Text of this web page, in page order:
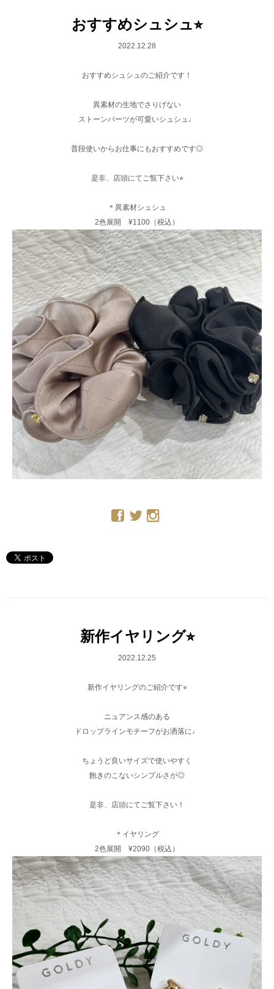
おすすめシュシュ⭐︎
2022.12.28
おすすめシュシュのご紹介です！
異素材の生地でさりげない
ストーンパーツが可愛いシュシュ♩
普段使いからお仕事にもおすすめです◎
是非、店頭にてご覧下さい⭐︎
＊異素材シュシュ
2色展開 ¥1100（税込）
新作イヤリング⭐︎
2022.12.25
新作イヤリングのご紹介です⭐︎
ニュアンス感のある
ドロップラインモチーフがお洒落に♩
ちょうど良いサイズで使いやすく
飽きのこないシンプルさが◎
是非、店頭にてご覧下さい！
＊イヤリング
2色展開 ¥2090（税込）